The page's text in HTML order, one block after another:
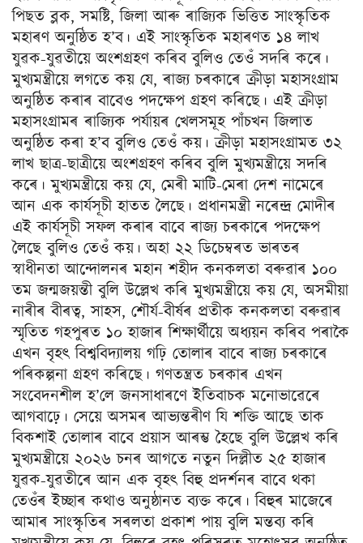
পিছত ব্লক, সমষ্টি, জিলা আৰু ৰাজ্যিক ভিত্তিত সাংস্কৃতিক
মহাৰণ অনুষ্ঠিত হ’ব। এই সাংস্কৃতিক মহাৰণত ১৪ লাখ
যুৱক-যুৱতীয়ে অংশগ্রহণ কৰিব বুলিও তেওঁ সদৰি কৰে।
মুখ্যমন্ত্ৰীয়ে লগতে কয় যে, ৰাজ্য চৰকাৰে ক্ৰীড়া মহাসংগ্রাম
অনুষ্ঠিত কৰাৰ বাবেও পদক্ষেপ গ্রহণ কৰিছে। এই ক্রীড়া
মহাসংগ্ৰামৰ ৰাজ্যিক পৰ্যায়ৰ খেলসমূহ পাঁচখন জিলাত
অনুষ্ঠিত কৰা হ’ব বুলিও তেওঁ কয়। ক্রীড়া মহাসংগ্ৰামত ৩২
লাখ ছাত্র-ছাত্রীয়ে অংশগ্রহণ কৰিব বুলি মুখ্যমন্ত্ৰীয়ে সদৰি
কৰে। মুখ্যমন্ত্ৰীয়ে কয় যে, মেৰী মাটি-মেৰা দেশ নামেৰে
আন এক কাৰ্যসূচী হাতত লৈছে। প্ৰধানমন্ত্রী নৰেন্দ্ৰ মোদীৰ
এই কাৰ্যসূচী সফল কৰাৰ বাবে ৰাজ্য চৰকাৰে পদক্ষেপ
লৈছে বুলিও তেওঁ কয়। অহা ২২ ডিচেম্বৰত ভাৰতৰ
স্বাধীনতা আন্দোলনৰ মহান শহীদ কনকলতা বৰুৱাৰ ১০০
তম জন্মজয়ন্তী বুলি উল্লেখ কৰি মুখ্যমন্ত্ৰীয়ে কয় যে, অসমীয়া
নাৰীৰ বীৰত্ব, সাহস, শৌর্য-বীৰ্ষৰ প্ৰতীক কনকলতা বৰুৱাৰ
স্মৃতিত গহপুৰত ১০ হাজাৰ শিক্ষাৰ্থীয়ে অধ্যয়ন কৰিব পৰাকৈ
এখন বৃহৎ বিশ্ববিদ্যালয় গঢ়ি তোলাৰ বাবে ৰাজ্য চৰকাৰে
পৰিকল্পনা গ্রহণ কৰিছে। গণতন্ত্ৰত চৰকাৰ এখন
সংবেদনশীল হ’লে জনসাধাৰণে ইতিবাচক মনোভাৱেৰে
আগবাঢ়ে। সেয়ে অসমৰ আভ্যন্তৰীণ যি শক্তি আছে তাক
বিকশাই তোলাৰ বাবে প্ৰয়াস আৰম্ভ হৈছে বুলি উল্লেখ কৰি
মুখ্যমন্ত্ৰীয়ে ২০২৬ চনৰ আগতে নতুন দিল্লীত ২৫ হাজাৰ
যুৱক-যুৱতীৰে আন এক বৃহৎ বিহু প্ৰদৰ্শনৰ বাবে থকা
তেওঁৰ ইচ্ছাৰ কথাও অনুষ্ঠানত ব্যক্ত কৰে। বিহুৰ মাজেৰে
আমাৰ সাংস্কৃতিৰ সৰলতা প্রকাশ পায় বুলি মন্তব্য কৰি